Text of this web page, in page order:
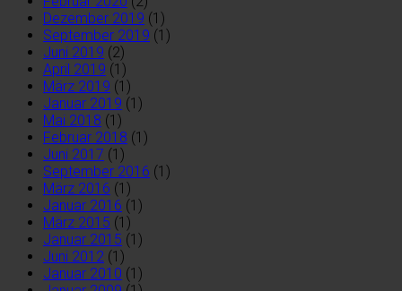
Dezember 2019 (1)
September 2019 (1)
Juni 2019 (2)
April 2019 (1)
März 2019 (1)
Januar 2019 (1)
Mai 2018 (1)
Februar 2018 (1)
Juni 2017 (1)
September 2016 (1)
März 2016 (1)
Januar 2016 (1)
März 2015 (1)
Januar 2015 (1)
Juni 2012 (1)
Januar 2010 (1)